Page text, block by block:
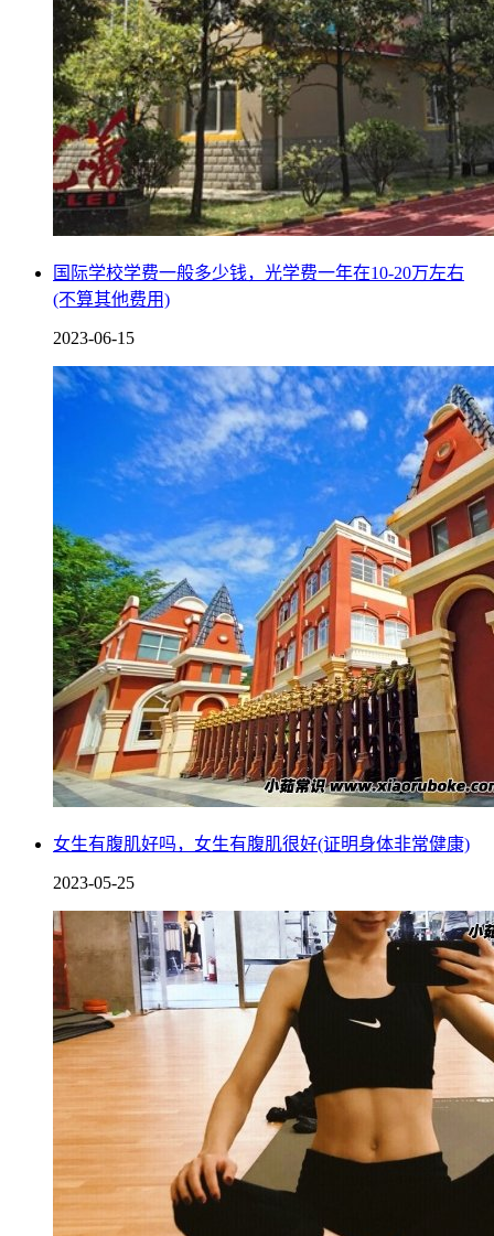
一般上初中或者高中的学生正处于青春期，性格或多或少会变
得有些叛逆，因此这个阶段，需要学校和家长共同努力，指引
学生前进的道路，使得学生能够健康的成长。
5. 影响学生情绪
由于全封闭式学校的管理严格，不经过学校的允许，学生是无
法出校门的，有些学生会认为自己被关在学校中，时间长后就
慢慢失去了对校园的好感，还可能出现厌学的情况。
国际学校学费一般多少钱，光学费一年在10-20万左右
(不算其他费用)
2023-06-15
女生有腹肌好吗，女生有腹肌很好(证明身体非常健康)
2023-05-25